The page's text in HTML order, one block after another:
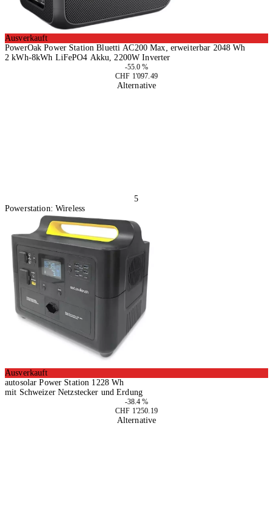
Ausverkauft
PowerOak Power Station Bluetti AC200 Max, erweiterbar 2048 Wh
2 kWh-8kWh LiFePO4 Akku, 2200W Inverter
-55.0 %
CHF 1'097.49
Alternative
5
Powerstation: Wireless
Ausverkauft
autosolar Power Station 1228 Wh
mit Schweizer Netzstecker und Erdung
-38.4 %
CHF 1'250.19
Alternative